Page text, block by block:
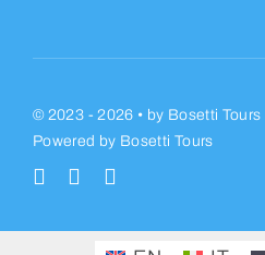
© 2023 - 2026 • by Bosetti Tours
Powered by Bosetti Tours